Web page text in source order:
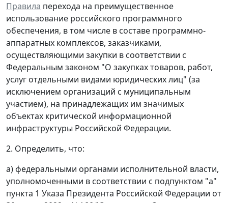
Правила перехода на преимущественное
использование российского программного
обеспечения, в том числе в составе программно-
аппаратных комплексов, заказчиками,
осуществляющими закупки в соответствии с
Федеральным законом "О закупках товаров, работ,
услуг отдельными видами юридических лиц" (за
исключением организаций с муниципальным
участием), на принадлежащих им значимых
объектах критической информационной
инфраструктуры Российской Федерации.
2. Определить, что:
а) федеральными органами исполнительной власти,
уполномоченными в соответствии с подпунктом "а"
пункта 1 Указа Президента Российской Федерации от